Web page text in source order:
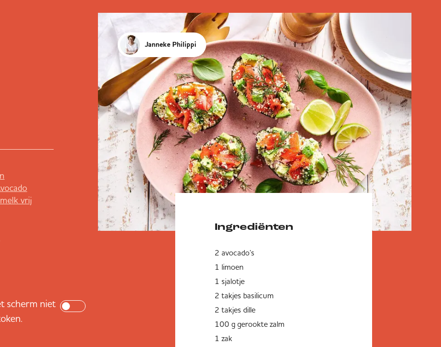
Janneke Philippi
Ingrediënten
2 avocado’s
1 limoen
1 sjalotje
2 takjes basilicum
2 takjes dille
100 g gerookte zalm
1 zak
vrij
scherm niet